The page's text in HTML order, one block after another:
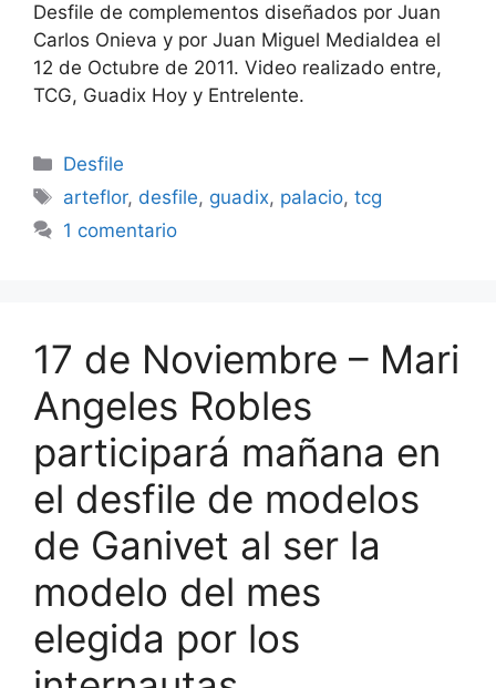
Desfile de complementos diseñados por Juan
Carlos Onieva y por Juan Miguel Medialdea el
12 de Octubre de 2011. Video realizado entre,
TCG, Guadix Hoy y Entrelente.
Categorías
Desfile
Etiquetas
arteflor, desfile, guadix, palacio,tcg
1 comentario
17 de Noviembre – Mari
Angeles Robles
participará mañana en
el desfile de modelos
de Ganivet al ser la
modelo del mes
elegida por los